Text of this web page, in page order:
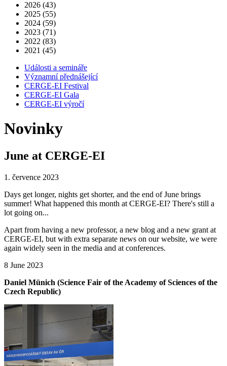
2026 (43)
2025 (55)
2024 (59)
2023 (71)
2022 (83)
2021 (45)
Události a semináře
Významní přednášející
CERGE-EI Festival
CERGE-EI Gala
CERGE-EI výročí
Novinky
June at CERGE-EI
1. července 2023
Days get longer, nights get shorter, and the end of June brings
summer! What happened this month at CERGE-EI? There's still a
lot going on...
Apart from having a new professor, a new blog and a new grant at
CERGE-EI, but with extra separate news on our website, we were
again widely seen in the media and at conferences.
8 June 2023
Daniel Münich (Science Fair of the Academy of Sciences of the
Czech Republic)